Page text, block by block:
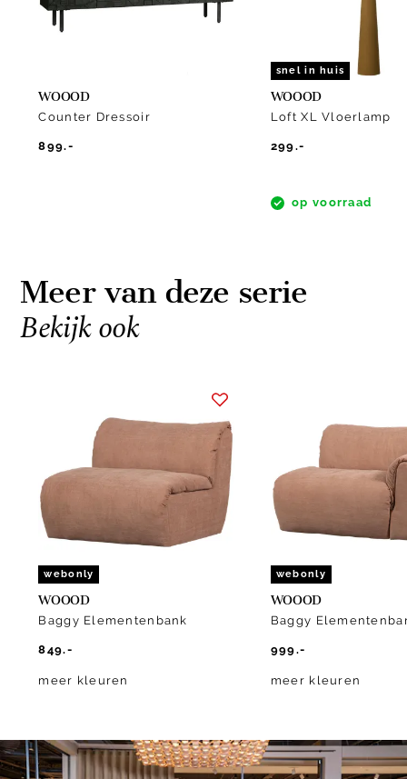
WOOOD
Counter Dressoir
899.-
snel in huis
WOOOD
Loft XL Vloerlamp
299.-
op voorraad
Meer van deze serie
Bekijk ook
webonly
WOOOD
Baggy Elementenbank
849.-
meer kleuren
webonly
WOOOD
Baggy
999.-
meer kleuren